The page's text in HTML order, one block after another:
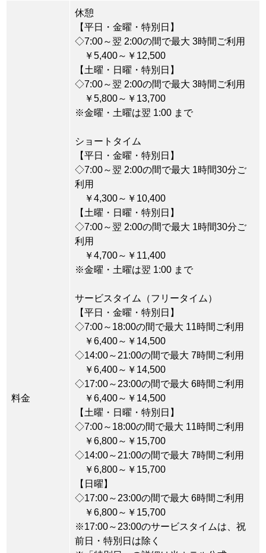
料金
休憩
【平日・金曜・特別日】
◇7:00～翌 2:00の間で最大 3時間ご利用
￥5,400～￥12,500
【土曜・日曜・特別日】
◇7:00～翌 2:00の間で最大 3時間ご利用
￥5,800～￥13,700
※金曜・土曜は翌 1:00 まで
ショートタイム
【平日・金曜・特別日】
◇7:00～翌 2:00の間で最大 1時間30分ご
利用
￥4,300～￥10,400
【土曜・日曜・特別日】
◇7:00～翌 2:00の間で最大 1時間30分ご
利用
￥4,700～￥11,400
※金曜・土曜は翌 1:00 まで
サービスタイム（フリータイム）
【平日・金曜・特別日】
◇7:00～18:00の間で最大 11時間ご利用
￥6,400～￥14,500
◇14:00～21:00の間で最大 7時間ご利用
￥6,400～￥14,500
◇17:00～23:00の間で最大 6時間ご利用
￥6,400～￥14,500
【土曜・日曜・特別日】
◇7:00～18:00の間で最大 11時間ご利用
￥6,800～￥15,700
◇14:00～21:00の間で最大 7時間ご利用
￥6,800～￥15,700
【日曜】
◇17:00～23:00の間で最大 6時間ご利用
￥6,800～￥15,700
※17:00～23:00のサービスタイムは、祝
前日・特別日は除く